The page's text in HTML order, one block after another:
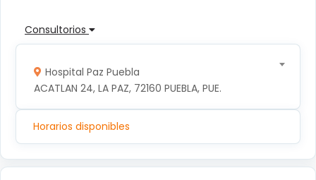
Consultorios
Hospital Paz Puebla
ACATLAN 24, LA PAZ, 72160 PUEBLA, PUE.
Horarios disponibles